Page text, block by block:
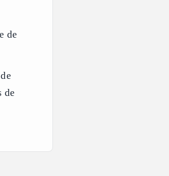
de
de